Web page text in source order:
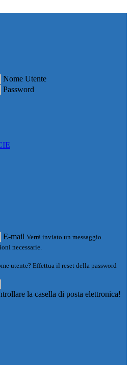
Nome Utente
Password
E-mail Verrà inviato un messaggio
necessarie.
utente? Effettua il reset della password
la casella di posta elettronica!